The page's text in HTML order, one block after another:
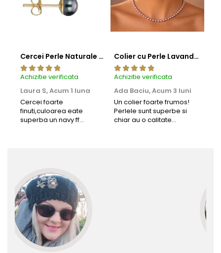
Cercei Perle Naturale Negre 5-6 mm, Buton AAA, Aur 14K (aur 585), Tip Șurub | KASKADDA®
Achizitie verificata
Laura S,Acum 1 luna
Cercei foarte
finuti,culoarea eate
superba un navy ff
Colier cu Perle Lavanda la Baza Gatului, de 4-5 mm, Perle Rare, Calitate AAA+, Aur 14K | KASKADDA®
Achizitie verificata
Ada Baciu,Acum 3 luni
Un colier foarte frumos!
Perlele sunt superbe si
chiar au o calitate